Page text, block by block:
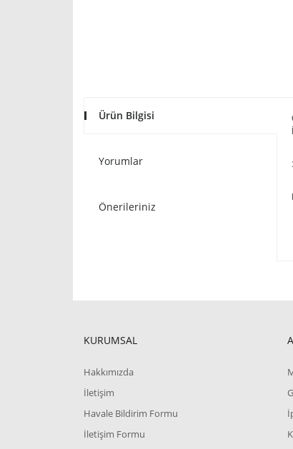
Ürün Bilgisi
Yorumlar
Önerileriniz
KURUMSAL
Hakkımızda
İletişim
Havale Bildirim Formu
İletişim Formu